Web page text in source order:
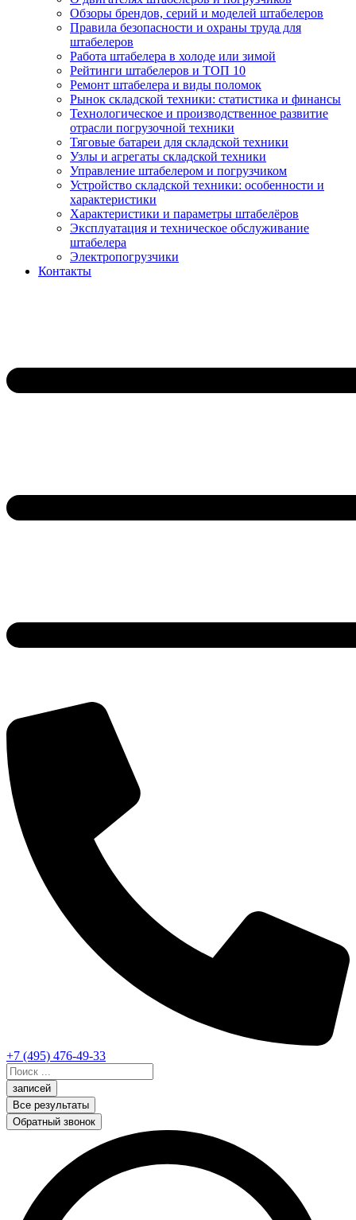
Обзоры брендов, серий и моделей штабелеров
Правила безопасности и охраны труда для
штабелеров
Работа штабелера в холоде или зимой
Рейтинги штабелеров и ТОП 10
Ремонт штабелера и виды поломок
Рынок складской техники: статистика и финансы
Технологическое и производственное развитие
отрасли погрузочной техники
Тяговые батареи для складской техники
Узлы и агрегаты складской техники
Управление штабелером и погрузчиком
Устройство складской техники: особенности и
характеристики
Характеристики и параметры штабелёров
Эксплуатация и техническое обслуживание
штабелера
Электропогрузчики
Контакты
+7 (495) 476-49-33
Search
...записей
Все результаты
Обратный звонок